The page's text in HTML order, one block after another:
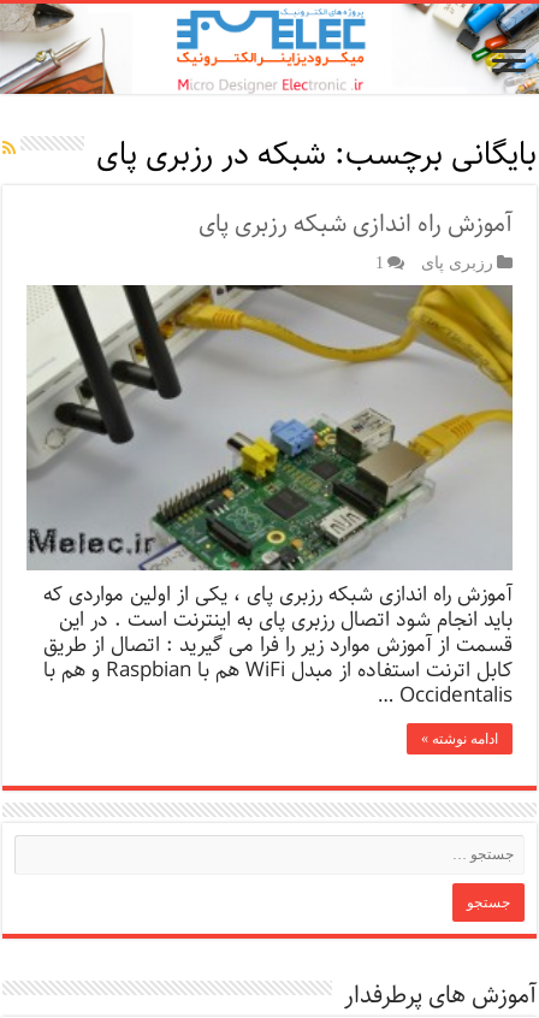
بایگانی برچسب: شبکه در رزبری پای
آموزش راه اندازی شبکه رزبری پای
رزبری پای 1
آموزش راه اندازی شبکه رزبری پای ، یکی از اولین مواردی که
باید انجام شود اتصال رزبری پای به اینترنت است . در این
قسمت از آموزش موارد زیر را فرا می گیرید : اتصال از طریق
کابل اترنت استفاده از مبدل WiFi هم با Raspbian و هم با
Occidentalis …
ادامه نوشته »
آموزش های پرطرفدار